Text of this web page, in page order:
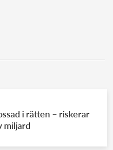
i rätten – riskerar
miljard